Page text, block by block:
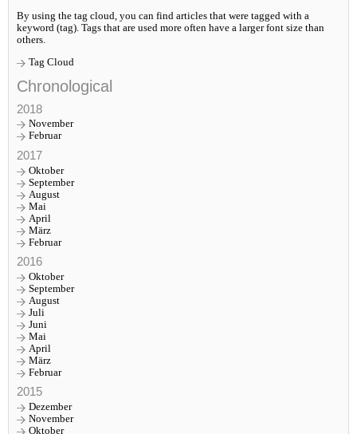
By using the tag cloud, you can find articles that were tagged with a
keyword (tag). Tags that are used more often have a larger font size than
others.
Tag Cloud
Chronological
2018
November
Februar
2017
Oktober
September
August
Mai
April
März
Februar
2016
Oktober
September
August
Juli
Juni
Mai
April
März
Februar
2015
Dezember
November
Oktober